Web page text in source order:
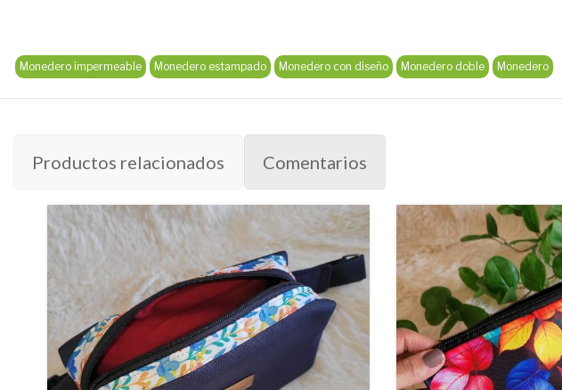
Monedero impermeable Monedero estampado Monedero con diseño Monedero doble Monedero
Productos relacionados Comentarios